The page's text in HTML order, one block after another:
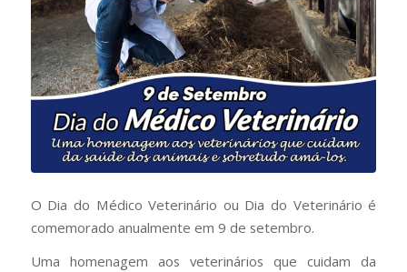
O Dia do Médico Veterinário ou Dia do Veterinário é
comemorado anualmente em 9 de setembro.
Uma homenagem aos veterinários que cuidam da